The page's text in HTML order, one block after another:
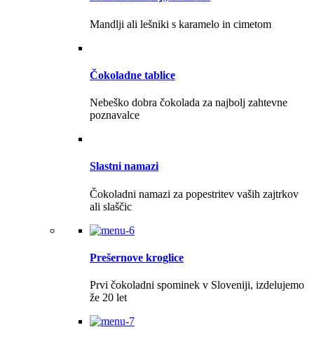
Mandlji ali lešniki s karamelo in cimetom
Čokoladne tablice
Nebeško dobra čokolada za najbolj zahtevne
poznavalce
Slastni namazi
Čokoladni namazi za popestritev vaših zajtrkov
ali slaščic
Prešernove kroglice
Prvi čokoladni spominek v Sloveniji, izdelujemo
že 20 let